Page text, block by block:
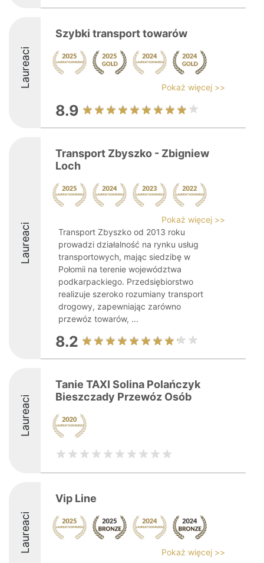
Laureaci
Szybki transport towarów
Pokaż więcej >>
8.9
Laureaci
Transport Zbyszko - Zbigniew
Loch
Pokaż więcej >>
Transport Zbyszko od 2013 roku
prowadzi działalność na rynku usług
transportowych, mając siedzibę w
Połomii na terenie województwa
podkarpackiego. Przedsiębiorstwo
realizuje szeroko rozumiany transport
drogowy, zapewniając zarówno
przewóz towarów, ...
8.2
Laureaci
Tanie TAXI Solina Polańczyk
Bieszczady Przewóz Osób
Laureaci
Vip Line
Pokaż więcej >>